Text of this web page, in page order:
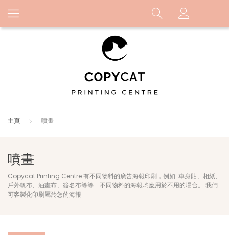
主頁 噴畫
噴畫
Copycat Printing Centre 有不同物料的廣告海報印刷，例如: 車身貼、相紙、
戶外帆布、油畫布、簽名布等等... 不同物料的海報均應用於不用的場合。 我們
可客製化印刷屬於您的海報